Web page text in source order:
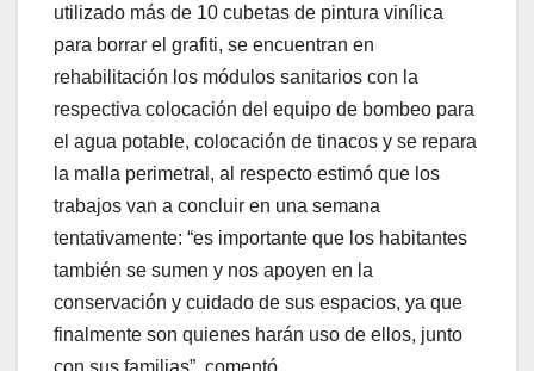
utilizado más de 10 cubetas de pintura vinílica
para borrar el grafiti, se encuentran en
rehabilitación los módulos sanitarios con la
respectiva colocación del equipo de bombeo para
el agua potable, colocación de tinacos y se repara
la malla perimetral, al respecto estimó que los
trabajos van a concluir en una semana
tentativamente: “es importante que los habitantes
también se sumen y nos apoyen en la
conservación y cuidado de sus espacios, ya que
finalmente son quienes harán uso de ellos, junto
con sus familias”, comentó.